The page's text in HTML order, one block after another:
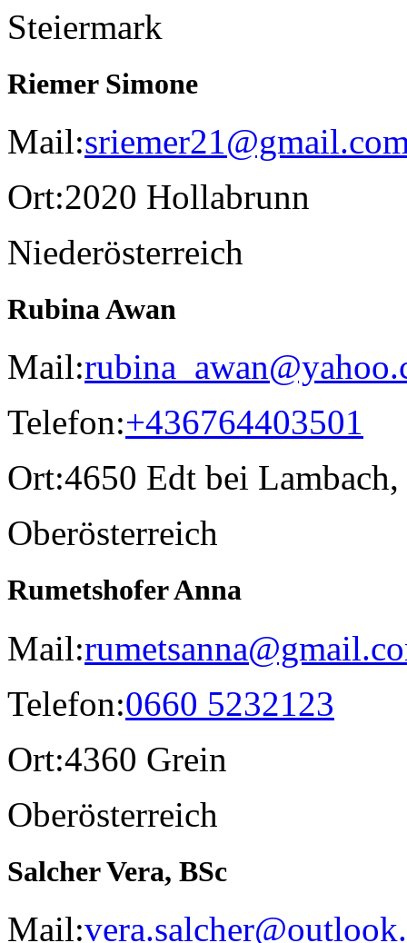
Steiermark
Riemer Simone
Mail:
Ort:2020 Hollabrunn
Niederösterreich
Rubina Awan
Mail:
Telefon:+436764403501
Ort:4650 Edt bei Lambach,
Oberösterreich
Rumetshofer Anna
Mail:
Telefon:0660 5232123
Ort:4360 Grein
Oberösterreich
Salcher Vera, BSc
Mail: